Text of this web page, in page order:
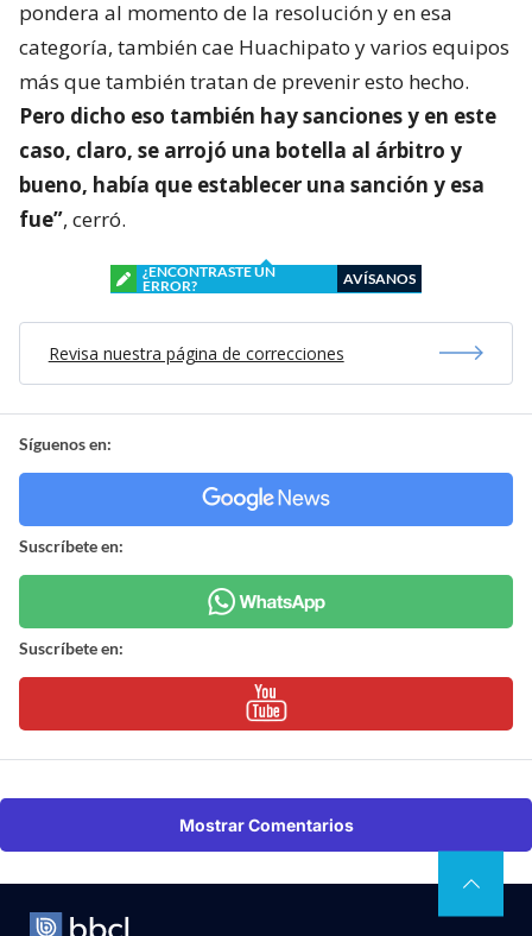
pondera al momento de la resolución y en esa
categoría, también cae Huachipato y varios equipos
más que también tratan de prevenir esto hecho.
Pero dicho eso también hay sanciones y en este
caso, claro, se arrojó una botella al árbitro y
bueno, había que establecer una sanción y esa
fue”, cerró.
¿ENCONTRASTE UN
ERROR?
AVÍSANOS
Revisa nuestra página de correcciones
Síguenos en:
Suscríbete en:
Suscríbete en:
Mostrar Comentarios